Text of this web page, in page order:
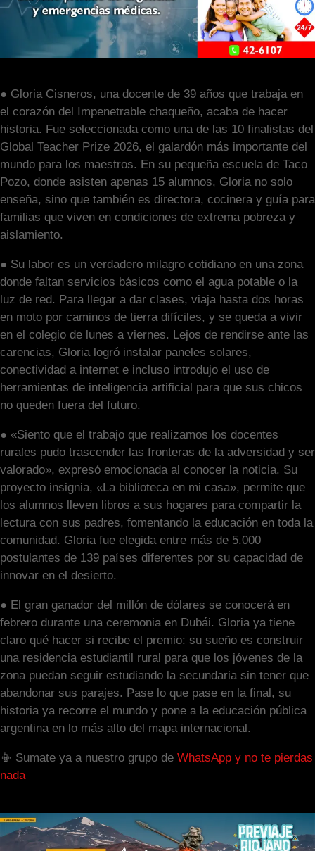
● Gloria Cisneros, una docente de 39 años que trabaja en
el corazón del Impenetrable chaqueño, acaba de hacer
historia. Fue seleccionada como una de las 10 finalistas del
Global Teacher Prize 2026, el galardón más importante del
mundo para los maestros. En su pequeña escuela de Taco
Pozo, donde asisten apenas 15 alumnos, Gloria no solo
enseña, sino que también es directora, cocinera y guía para
familias que viven en condiciones de extrema pobreza y
aislamiento.
● Su labor es un verdadero milagro cotidiano en una zona
donde faltan servicios básicos como el agua potable o la
luz de red. Para llegar a dar clases, viaja hasta dos horas
en moto por caminos de tierra difíciles, y se queda a vivir
en el colegio de lunes a viernes. Lejos de rendirse ante las
carencias, Gloria logró instalar paneles solares,
conectividad a internet e incluso introdujo el uso de
herramientas de inteligencia artificial para que sus chicos
no queden fuera del futuro.
● «Siento que el trabajo que realizamos los docentes
rurales pudo trascender las fronteras de la adversidad y ser
valorado», expresó emocionada al conocer la noticia. Su
proyecto insignia, «La biblioteca en mi casa», permite que
los alumnos lleven libros a sus hogares para compartir la
lectura con sus padres, fomentando la educación en toda la
comunidad. Gloria fue elegida entre más de 5.000
postulantes de 139 países diferentes por su capacidad de
innovar en el desierto.
● El gran ganador del millón de dólares se conocerá en
febrero durante una ceremonia en Dubái. Gloria ya tiene
claro qué hacer si recibe el premio: su sueño es construir
una residencia estudiantil rural para que los jóvenes de la
zona puedan seguir estudiando la secundaria sin tener que
abandonar sus parajes. Pase lo que pase en la final, su
historia ya recorre el mundo y pone a la educación pública
argentina en lo más alto del mapa internacional.
📳 Sumate ya a nuestro grupo de WhatsApp y no te pierdas
nada